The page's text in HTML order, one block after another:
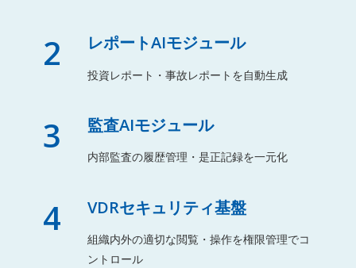
2 レポートAIモジュール
投資レポート・事故レポートを自動生成
3 監査AIモジュール
内部監査の履歴管理・是正記録を一元化
4 VDRセキュリティ基盤
組織内外の適切な閲覧・操作を権限管理でコ
ントロール